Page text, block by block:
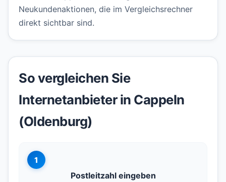
Neukundenaktionen, die im Vergleichsrechner
direkt sichtbar sind.
So vergleichen Sie
Internetanbieter in Cappeln
(Oldenburg)
1
Postleitzahl eingeben